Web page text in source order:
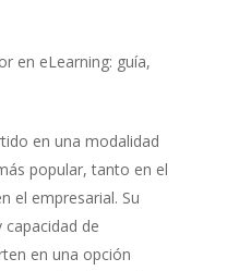
en eLearning: guía,
en una modalidad
popular, tanto en el
el empresarial. Su
capacidad de
en una opción